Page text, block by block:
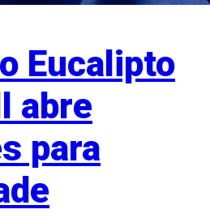
Eucalipto
abre
para